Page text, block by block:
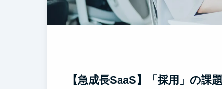
【急成長SaaS】「採用」の課